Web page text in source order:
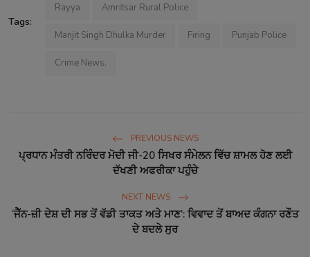
Tags:
Rayya Amritsar Rural Police
Manjit Singh Dhulka Murder Firing Punjab Police
Crime News.
PREVIOUS NEWS
ਪ੍ਰਧਾਨ ਮੰਤਰੀ ਨਰਿੰਦਰ ਮੋਦੀ ਜੀ-20 ਸਿਖਰ ਸੰਮੇਲਨ ਵਿੱਚ ਸ਼ਾਮਲ ਹੋਣ ਲਈ
ਦੱਖਣੀ ਅਫਰੀਕਾ ਪਹੁੰਚੇ
NEXT NEWS
‘ਜੈੱਨ-ਜ਼ੀ ਦੇਸ਼ ਦੀ ਸਭ ਤੋਂ ਵੱਡੀ ਤਾਕਤ ਅਤੇ ਮਾਣ’: ਵਿਵਾਦ ਤੋਂ ਬਾਅਦ ਕੰਗਨਾ ਰਣੌਤ
ਦੇ ਬਦਲੇ ਸੁਰ